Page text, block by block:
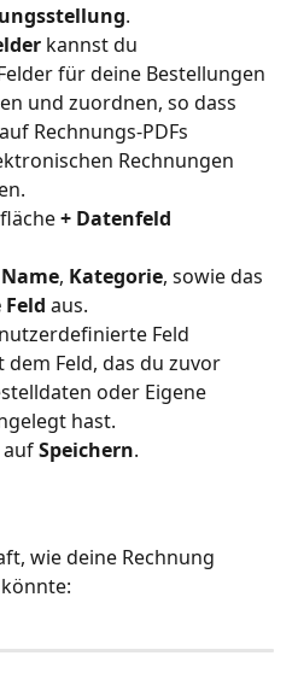
.
kannst du
für deine Bestellungen
und zuordnen, so dass
Rechnungs-PDFs
Rechnungen
+ Datenfeld
Name, Kategorie, sowie das
aus.
Feld
Feld, das du zuvor
oder Eigene
hast.
auf Speichern.
wie deine Rechnung